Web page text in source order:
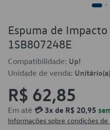
Espuma de
1SB807248E
Compatibilidade: Up!
Unidade de venda: Unitário(a)
R$ 62,85
Em até 💳 3x de R$ 20,95
Informações sobre condições